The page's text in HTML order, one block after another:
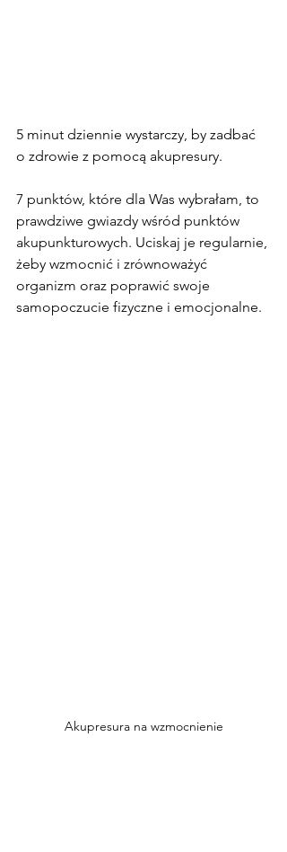
5 minut dziennie wystarczy, by zadbać
o zdrowie z pomocą akupresury.
7 punktów, które dla Was wybrałam, to
prawdziwe gwiazdy wśród punktów
akupunkturowych. Uciskaj je regularnie,
żeby wzmocnić i zrównoważyć
organizm oraz poprawić swoje
samopoczucie fizyczne i emocjonalne.
Akupresura na wzmocnienie